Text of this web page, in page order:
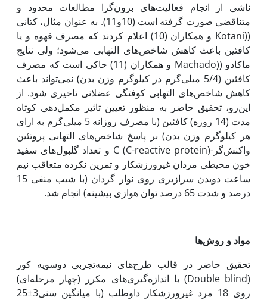
ناشی از انجام فعالیت‌های برون‌گرا مطالعات محدود و
متناقضی صورت گرفته است (10و11). به عنوان مثال، کتانی
((Kotani و همکاران (10) اعلام کردند که مصرف قهوه و یا
کافئین باعث کاهش شاخص‌های التهابی می‌شود؛ ولی نتایج
ماکادو ((Machado و همکاران (11) حاکی است که مصرف
کافئین (5/4 میلی‌گرم در کیلوگرم وزن بدن) نمی‌تواند باعث
کاهش شاخص‌های التهابی کوفتگی عضلانی تاخیری شود. از
این‌رو، تحقیق حاضر به منظور تعیین تاثیر مکمل‌دهی کوتاه
‌مدت (14 روزه) کافئین (با مصرف روزانه 5 میلی‌گرم به ازای
هر کیلوگرم وزن بدن) بر پاسخ شاخص‌های التهابی پروتئین
‌واکنش‌گر-C (C-reactive protein) و تعداد گلبول‌های سفید‌
خون محیطی مردان غیرورزشکار و تمرین نکرده متعاقب نیم
ساعت دویدن سرازیری روی نوار گردان (با شیب منفی 15
درصد و شدت 65 درصد توان هوازی بیشینه) انجام شد.
مواد و روش‌ها
تحقیق حاضر در قالب طرح‌های نیمه‌تجربی دو‌سویه‌ کور
(Double blind) با اندازه‌گیری‌های مکرر (چهار ‌مرحله‌ای)
روی 18 مرد غیرورزشکار داوطلب (با میانگین سنی3±25